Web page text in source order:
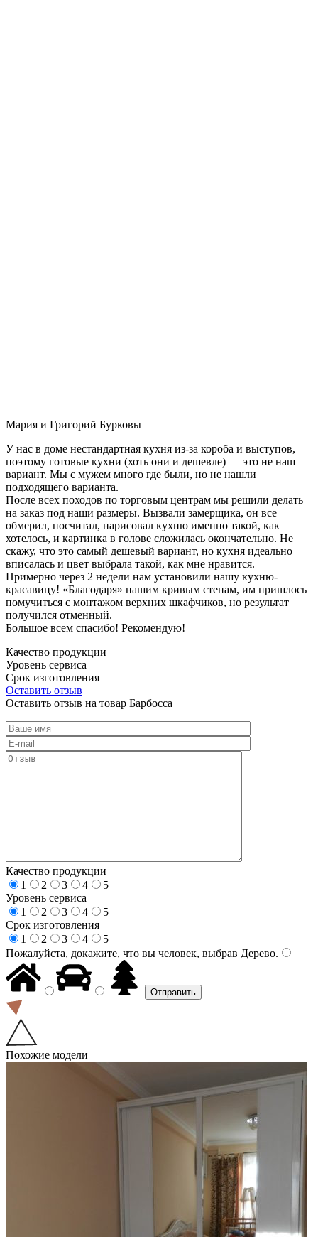
Мария и Григорий Бурковы
У нас в доме нестандартная кухня из-за короба и выступов,
поэтому готовые кухни (хоть они и дешевле) — это не наш
вариант. Мы с мужем много где были, но не нашли
подходящего варианта.
После всех походов по торговым центрам мы решили делать
на заказ под наши размеры. Вызвали замерщика, он все
обмерил, посчитал, нарисовал кухню именно такой, как
хотелось, и картинка в голове сложилась окончательно. Не
скажу, что это самый дешевый вариант, но кухня идеально
вписалась и цвет выбрала такой, как мне нравится.
Примерно через 2 недели нам установили нашу кухню-
красавицу! «Благодаря» нашим кривым стенам, им пришлось
помучиться с монтажом верхних шкафчиков, но результат
получился отменный.
Большое всем спасибо! Рекомендую!
Качество продукции
Уровень сервиса
Срок изготовления
Оставить отзыв
Оставить отзыв на товар Барбосса
Качество продукции
1
2 3 4
5
Уровень сервиса
1
2 3 4
5
Срок изготовления
1
2 3 4
5
Пожалуйста, докажите, что вы человек, выбрав Дерево.
Похожие модели